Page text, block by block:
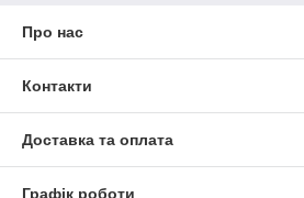
Про нас
Контакти
Доставка та оплата
Графік роботи